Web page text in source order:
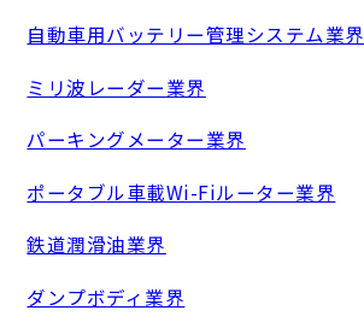
自動車用バッテリー管理システム業界
ミリ波レーダー業界
パーキングメーター業界
ポータブル車載Wi-Fiルーター業界
鉄道潤滑油業界
ダンプボディ業界